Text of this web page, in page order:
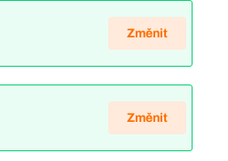
Změnit
Změnit